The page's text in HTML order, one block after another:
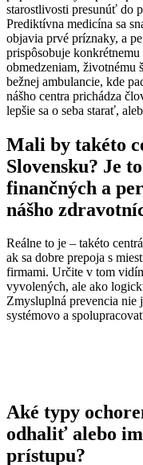
starostlivosti presunúť do
Prediktívna medicína sa
objavia prvé príznaky, a
prispôsobuje
obmedzeniam,
bežnej ambulancie, kde
nášho centra prichádza
lepšie sa o seba starať,
Mali by takéto
Slovensku? Je
finančných a
nášho
Reálne to je – takéto
ak sa dobre prepoja s
firmami. Určite v tom
vyvolených, ale ako
Zmysluplná prevencia nie
systémovo a
Aké typy
odhaliť alebo
prístupu?